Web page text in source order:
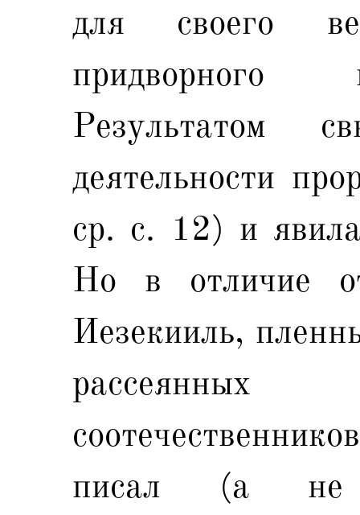
для своего
придворного
Результатом
деятельности
ср. с. 12) и
Но в отличие
Иезекииль,
писал (а не